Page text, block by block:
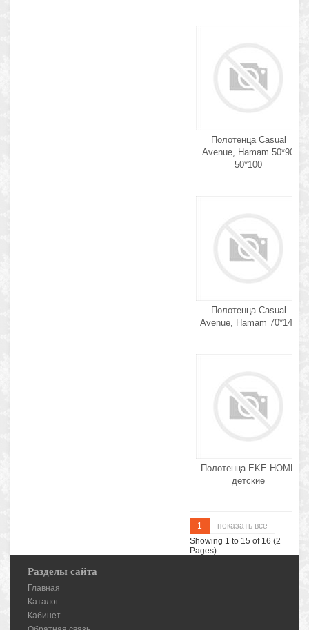
Полотенца Casual
Avenue, Hamam 50*90
50*100
Полотенца Casual
Avenue, Hamam 70*140
Полотенца EKE HOME
детские
1
показать все
Showing 1 to 15 of 16 (2
Pages)
Разделы сайта
Главная
Каталог
Кабинет